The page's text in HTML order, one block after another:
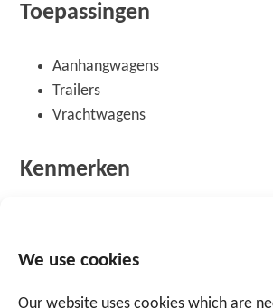
We use cookies
Our website uses cookies which are
Toepassingen
Aanhangwagens
Trailers
Vrachtwagens
Kenmerken